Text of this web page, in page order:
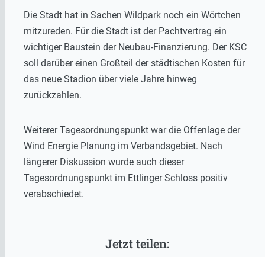
Die Stadt hat in Sachen Wildpark noch ein Wörtchen
mitzureden. Für die Stadt ist der Pachtvertrag ein
wichtiger Baustein der Neubau-Finanzierung. Der KSC
soll darüber einen Großteil der städtischen Kosten für
das neue Stadion über viele Jahre hinweg
zurückzahlen.
Weiterer Tagesordnungspunkt war die Offenlage der
Wind Energie Planung im Verbandsgebiet. Nach
längerer Diskussion wurde auch dieser
Tagesordnungspunkt im Ettlinger Schloss positiv
verabschiedet.